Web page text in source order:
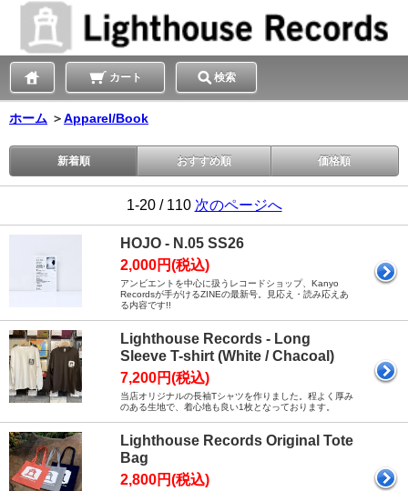
カート 検索
ホーム ＞Apparel/Book
新着順 おすすめ順 価格順
1-20 / 110 次のページへ
HOJO - N.05 SS26
2,000円(税込)
アンビエントを中心に扱うレコードショップ、Kanyo
Recordsが手がけるZINEの最新号。見応え・読み応えあ
る内容です!!
Lighthouse Records - Long
Sleeve T-shirt (White / Chacoal)
7,200円(税込)
当店オリジナルの長袖Tシャツを作りました。程よく厚み
のある生地で、着心地も良い1枚となっております。
Lighthouse Records Original Tote
Bag
2,800円(税込)